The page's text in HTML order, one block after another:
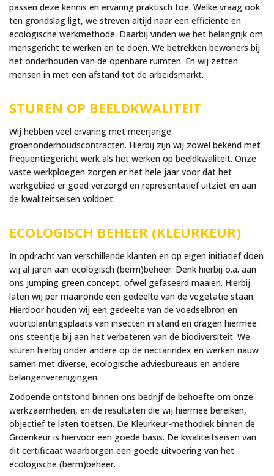
passen deze kennis en ervaring praktisch toe. Welke vraag ook
ten grondslag ligt, we streven altijd naar een efficiënte en
ecologische werkmethode. Daarbij vinden we het belangrijk om
mensgericht te werken en te doen. We betrekken bewoners bij
het onderhouden van de openbare ruimten. En wij zetten
mensen in met een afstand tot de arbeidsmarkt.
STUREN OP BEELDKWALITEIT
Wij hebben veel ervaring met meerjarige
groenonderhoudscontracten. Hierbij zijn wij zowel bekend met
frequentiegericht werk als het werken op beeldkwaliteit. Onze
vaste werkploegen zorgen er het hele jaar voor dat het
werkgebied er goed verzorgd en representatief uitziet en aan
de kwaliteitseisen voldoet.
ECOLOGISCH BEHEER (KLEURKEUR)
In opdracht van verschillende klanten en op eigen initiatief doen
wij al jaren aan ecologisch (berm)beheer. Denk hierbij o.a. aan
ons jumping green concept, ofwel gefaseerd maaien. Hierbij
laten wij per maaironde een gedeelte van de vegetatie staan.
Hierdoor houden wij een gedeelte van de voedselbron en
voortplantingsplaats van insecten in stand en dragen hiermee
ons steentje bij aan het verbeteren van de biodiversiteit. We
sturen hierbij onder andere op de nectarindex en werken nauw
samen met diverse, ecologische adviesbureaus en andere
belangenverenigingen.
Zodoende ontstond binnen ons bedrijf de behoefte om onze
werkzaamheden, en de resultaten die wij hiermee bereiken,
objectief te laten toetsen. De Kleurkeur-methodiek binnen de
Groenkeur is hiervoor een goede basis. De kwaliteitseisen van
dit certificaat waarborgen een goede uitvoering van het
ecologische (berm)beheer.